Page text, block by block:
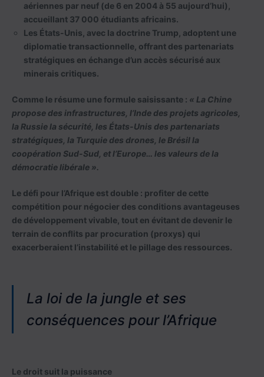
aériennes par neuf (de 6 en 2004 à 55 aujourd’hui),
accueillant 37 000 étudiants africains.
Les États-Unis , avec la doctrine Trump, adoptent une
diplomatie transactionnelle, offrant des partenariats
stratégiques en échange d’un accès sécurisé aux
minerais critiques.
Comme le résume une formule saisissante : « La Chine
propose des infrastructures, l’Inde des projets agricoles,
la Russie la sécurité, les États-Unis des partenariats
stratégiques, la Turquie des drones, le Brésil la
coopération Sud-Sud, et l’Europe… les valeurs de la
démocratie libérale ».
Le défi pour l’Afrique est double : profiter de cette
compétition pour négocier des conditions avantageuses
de développement vivable, tout en évitant de devenir le
terrain de conflits par procuration (proxys) qui
exacerberaient l’instabilité et le pillage des ressources.
La loi de la jungle et ses
conséquences pour l’Afrique
Le droit suit la puissance